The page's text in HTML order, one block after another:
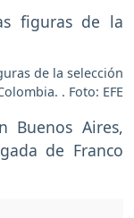
de la selección
. Foto: EFE
Buenos Aires,
de Franco